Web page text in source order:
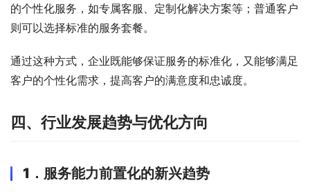
的个性化服务，如专属客服、定制化解决方案等；普通客户
则可以选择标准的服务套餐。
通过这种方式，企业既能够保证服务的标准化，又能够满足
客户的个性化需求，提高客户的满意度和忠诚度。
四、 行业发展趋势与优化方向
1． 服务能力前置化的新兴趋势